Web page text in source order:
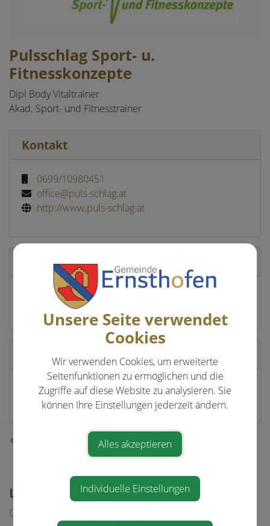
LEBEN IN ERNSTHOFEN
Gesundheit & Bildung
Pulsschlag Sport- u.
Fitnesskonzepte
Dipl Body Vitaltrainer
Akad. Sport- und Fitnesstrainer
Kontakt
0699/10980451
office@puls-schlag.at
http://www.puls-schlag.at
Geschäftsführer/ Geschäftsführerin
Ing. Wolfgang Minichberger
Ernsthofen
Standort
Hauptstraße 23a
4300 St. Valentin
⇐ zurück
Unsere Seite verwendet
Cookies
Wir verwenden Cookies, um erweiterte
Seitenfunktionen zu ermöglichen und die
Zugriffe auf diese Website zu analysieren. Sie
können Ihre Einstellungen jederzeit ändern.
Alles akzeptieren
Individuelle Einstellungen